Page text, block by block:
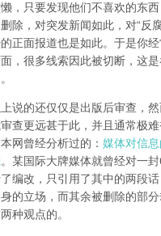
，只要发现他们不喜欢的东
除，对突发新闻如此，对“反
正面报道也是如此。于是你
， 很多线索因此被切断，这
上说的还仅仅是出版后审查，
查更远甚于此，并且通常极难
网曾经分析过的： 媒体对信
。某国际大牌媒体就曾经对一
编改，只引用了其中的两段
的立场，而其余被删除的部
种观点的。